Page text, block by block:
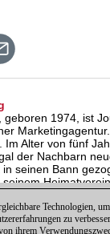
geboren 1974, ist
Im Alter von fünf
der Nachbarn
seinen Bann
für denTechnologien,
zu
ihrem